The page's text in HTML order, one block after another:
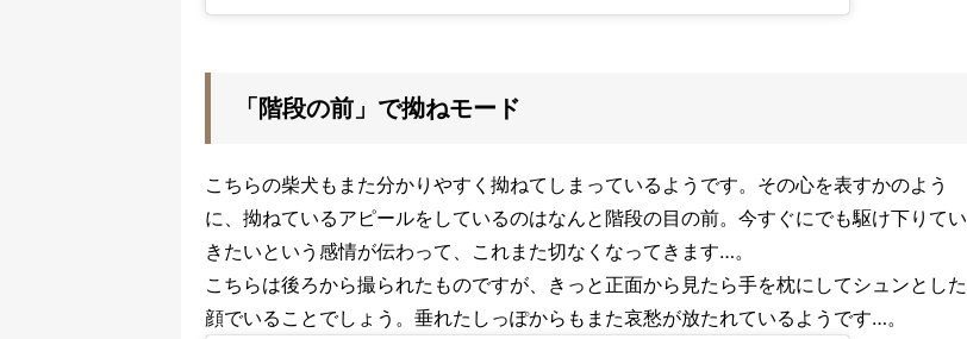
「階段の前」で拗ねモード
こちらの柴犬もまた分かりやすく拗ねてしまっているようです。その心を表すかのよう
に、拗ねているアピールをしているのはなんと階段の目の前。今すぐにでも駆け下りてい
きたいという感情が伝わって、これまた切なくなってきます…。
こちらは後ろから撮られたものですが、きっと正面から見たら手を枕にしてシュンとした
顔でいることでしょう。垂れたしっぽからもまた哀愁が放たれているようです…。